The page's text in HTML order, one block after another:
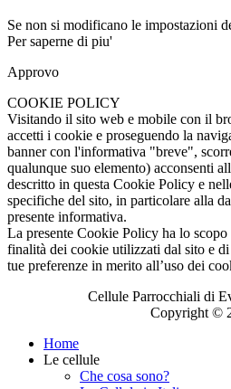
Se non si modificano le impostazioni
Per saperne di piu'
Approvo
COOKIE POLICY
Visitando il sito web e mobile con il
accetti i cookie e proseguendo la
banner con l'informativa "breve",
qualunque suo elemento) acconsenti
descritto in questa Cookie Policy e
specifiche del sito, in particolare alla
presente informativa.
La presente Cookie Policy ha lo
finalità dei cookie utilizzati dal sito e
tue preferenze in merito all’uso dei
Cellule Parrocchiali di
Copyright ©
Home
Le cellule
Che cosa sono?